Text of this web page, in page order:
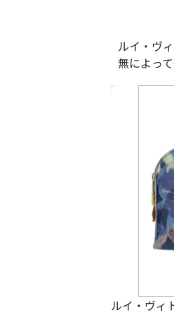
ルイ・ヴ
無によっ
ルイ・ヴィ